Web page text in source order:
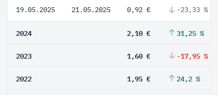
19.05.2025 21.05.2025 0,92 € -23,33 %
2024 2,10 € 31,25 %
2023 1,60 € -17,95 %
2022 1,95 € 24,2 %